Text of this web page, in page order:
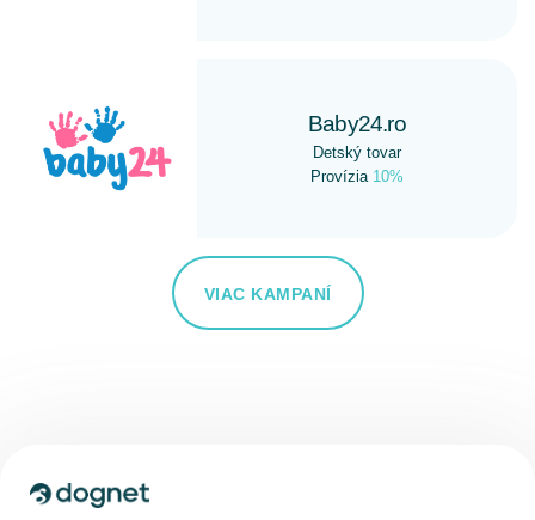
Baby24.ro
Detský tovar
Provízia 10%
VIAC KAMPANÍ